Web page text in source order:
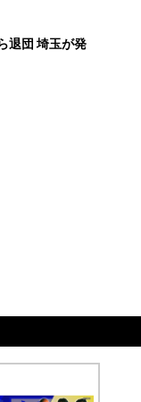
退団 埼玉が発